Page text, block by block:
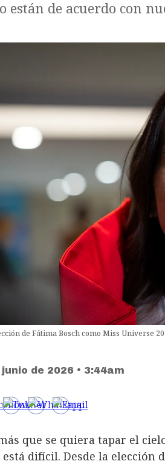
están de acuerdo con
de Fátima Bosch como Miss Universe
junio de 2026 • 3:44am
que se quiera tapar el
está difícil. Desde la elección